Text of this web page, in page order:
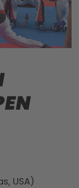
USA)